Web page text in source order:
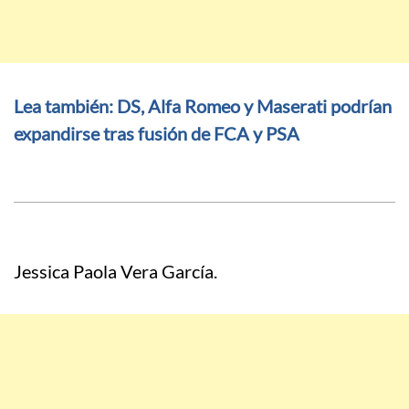
Lea también: DS, Alfa Romeo y Maserati podrían
expandirse tras fusión de FCA y PSA
Jessica Paola Vera García.